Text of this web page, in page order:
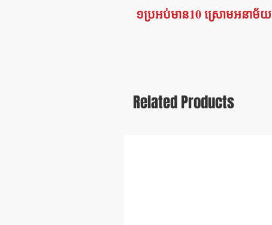
១ប្រអប់មាន10 ស្រោមអនាម័យ
Related Products